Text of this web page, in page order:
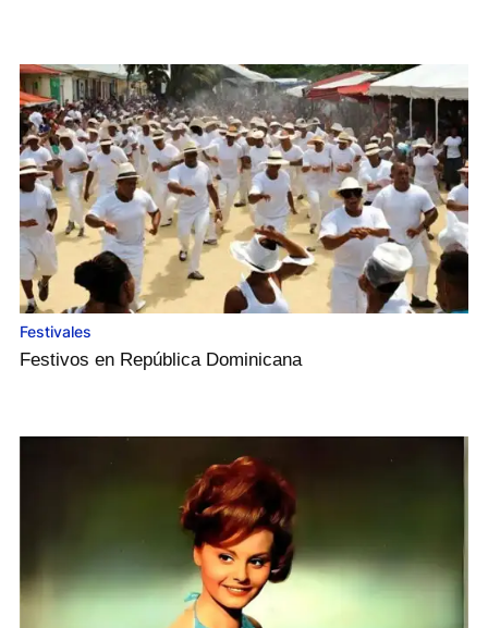
Festivales
Festivos en República Dominicana